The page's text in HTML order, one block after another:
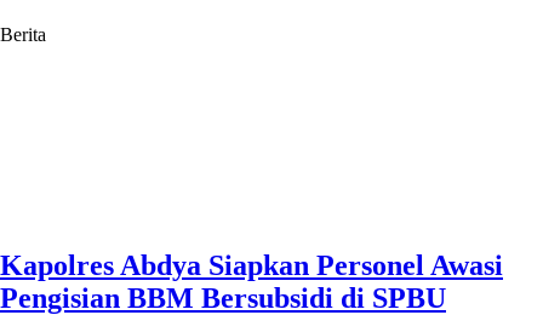
Berita
Kapolres Abdya Siapkan Personel Awasi
Pengisian BBM Bersubsidi di SPBU